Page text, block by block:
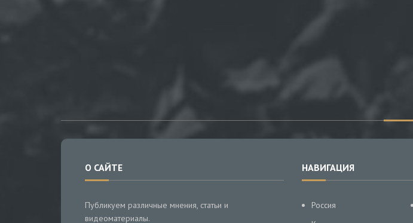
О САЙТЕ
Публикуем различные мнения, статьи и
видеоматериалы.
НАВИГАЦИЯ
Россия